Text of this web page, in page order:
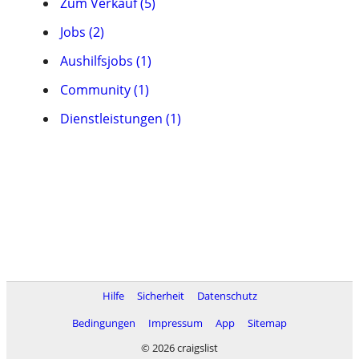
Jobs (2)
Aushilfsjobs (1)
Community (1)
Dienstleistungen (1)
Hilfe Sicherheit
Datenschutz
Bedingungen
Impressum App
Sitemap
© 2026 craigslist